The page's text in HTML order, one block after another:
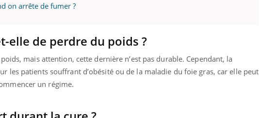
on arrête de fumer ?
elle de perdre du poids ?
mais attention, cette dernière n’est pas durable. Cependant, la
les patients souffrant d’obésité ou de la maladie du foie gras, car elle peut
un régime.